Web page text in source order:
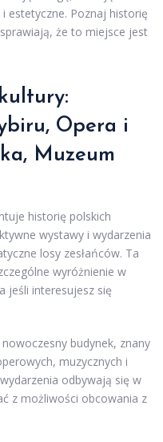
estetyczne. Poznaj historię
że to miejsce jest
Opera i
Muzeum
historię polskich
wystawy i wydarzenia
losy zesłańców. Ta
wyróżnienie w
jeśli interesujesz się
budynek, znany
muzycznych i
odbywają się w
z możliwości obcowania z